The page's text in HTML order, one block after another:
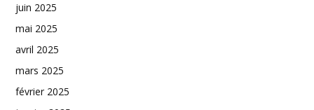
juin 2025
mai 2025
avril 2025
mars 2025
février 2025